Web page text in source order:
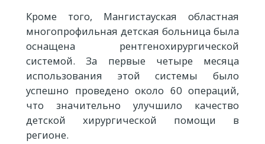
Кроме того, Мангистауская областная
многопрофильная детская больница была
оснащена рентгенохирургической
системой. За первые четыре месяца
использования этой системы было
успешно проведено около 60 операций,
что значительно улучшило качество
детской хирургической помощи в
регионе.